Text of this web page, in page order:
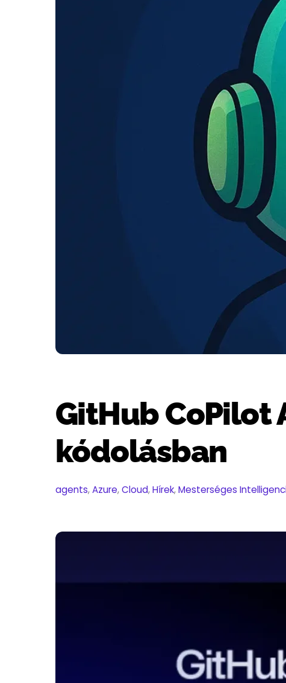
GitHub CoPilot
kódolásban
agents,Azure,Cloud,Hírek,Mesterséges